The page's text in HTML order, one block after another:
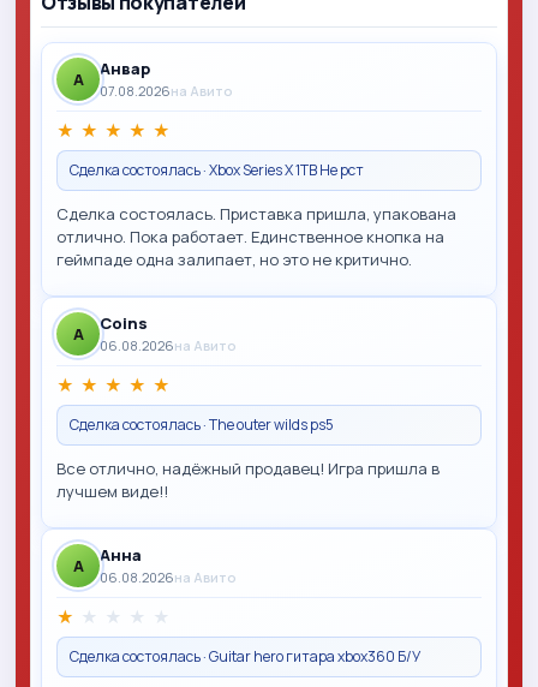
A Анвар
07.08.2026на Авито
★ ★ ★ ★ ★
Сделка состоялась · Xbox Series X 1TB Не рст
Сделка состоялась. Приставка пришла, упакована
отлично. Пока работает. Единственное кнопка на
геймпаде одна залипает, но это не критично.
A Coins
06.08.2026на Авито
★ ★ ★ ★ ★
Сделка состоялась · The outer wilds ps5
Все отлично, надёжный продавец! Игра пришла в
лучшем виде!!
A Анна
06.08.2026на Авито
★ ★ ★ ★ ★
Сделка состоялась · Guitar hero гитара xbox360 Б/У